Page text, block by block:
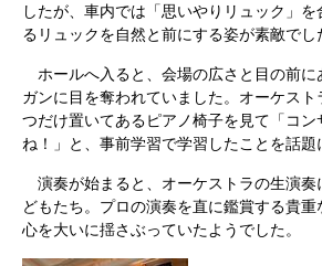
したが、車内では「思いやりリュック」
るリュックを自然と前にする姿が素敵でし
ホールへ入ると、会場の広さと目の前に
ガンに目を奪われていました。オーケスト
つだけ置いてあるピアノ椅子を見て「コ
ね！」と、事前学習で学習したことを話題
演奏が始まると、オーケストラの生演奏
どもたち。プロの演奏を直に鑑賞する貴
心を大いに揺さぶっていたようでした。